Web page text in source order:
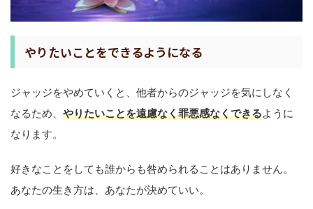
やりたいことをできるようになる
ジャッジをやめていくと、他者からのジャッジを気にしなく
なるため、 やりたいことを遠慮なく罪悪感なくできるように
なります。
好きなことをしても誰からも咎められることはありません。
あなたの生き方は、あなたが決めていい。